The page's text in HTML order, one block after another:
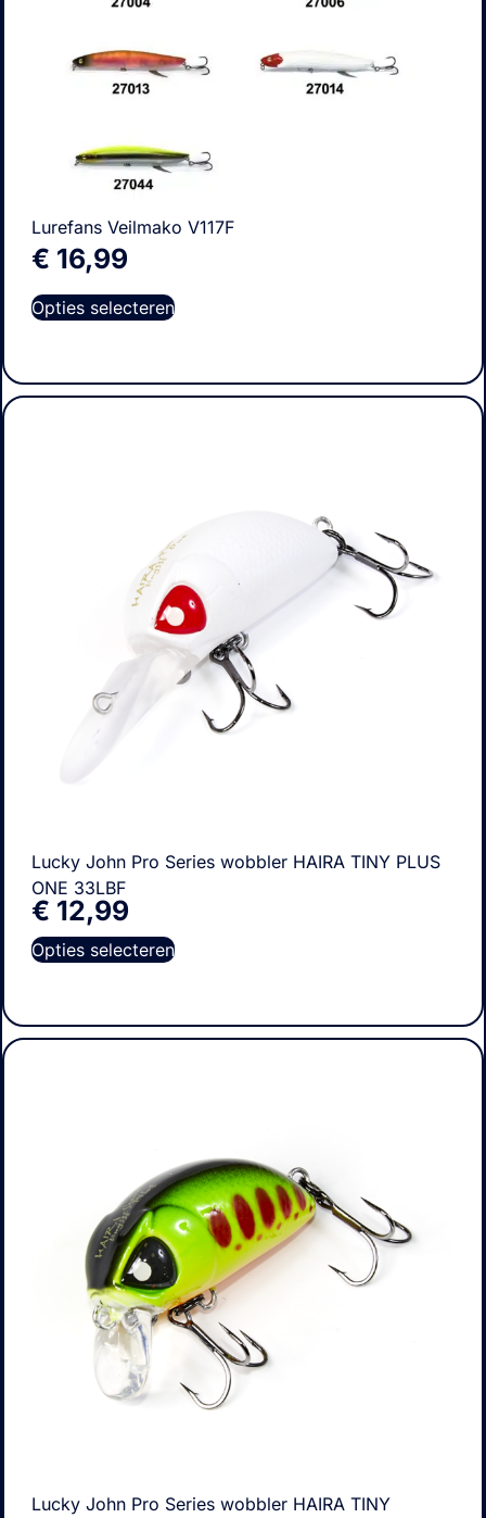
Lurefans Veilmako V117F
€ 16,99
Opties selecteren
Lucky John Pro Series wobbler HAIRA TINY PLUS
ONE 33LBF
€ 12,99
Opties selecteren
Lucky John Pro Series wobbler HAIRA TINY